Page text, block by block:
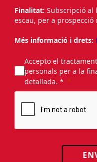
Finalitat: Subscripció
escau, per a prospecció
Més informació i drets:
Accepto el
personals per a la
detallada. *